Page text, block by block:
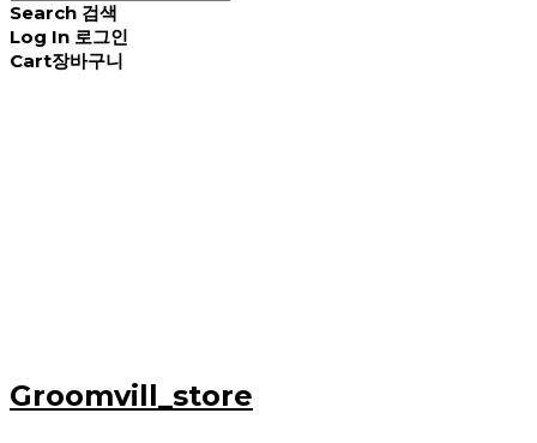
Search 검색
Log In 로그인
Cart장바구니
Groomvill_store